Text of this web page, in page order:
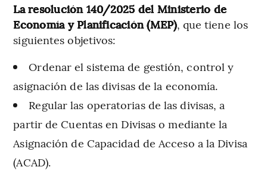
La resolución 140/2025 del Ministerio de
Economía y Planificación (MEP), que tiene los
siguientes objetivos:
Ordenar el sistema de gestión, control y
asignación de las divisas de la economía.
Regular las operatorias de las divisas, a
partir de Cuentas en Divisas o mediante la
Asignación de Capacidad de Acceso a la Divisa
(ACAD).